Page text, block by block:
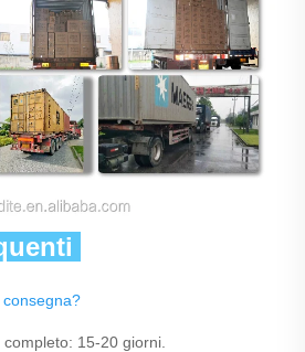
15-20 giorni.